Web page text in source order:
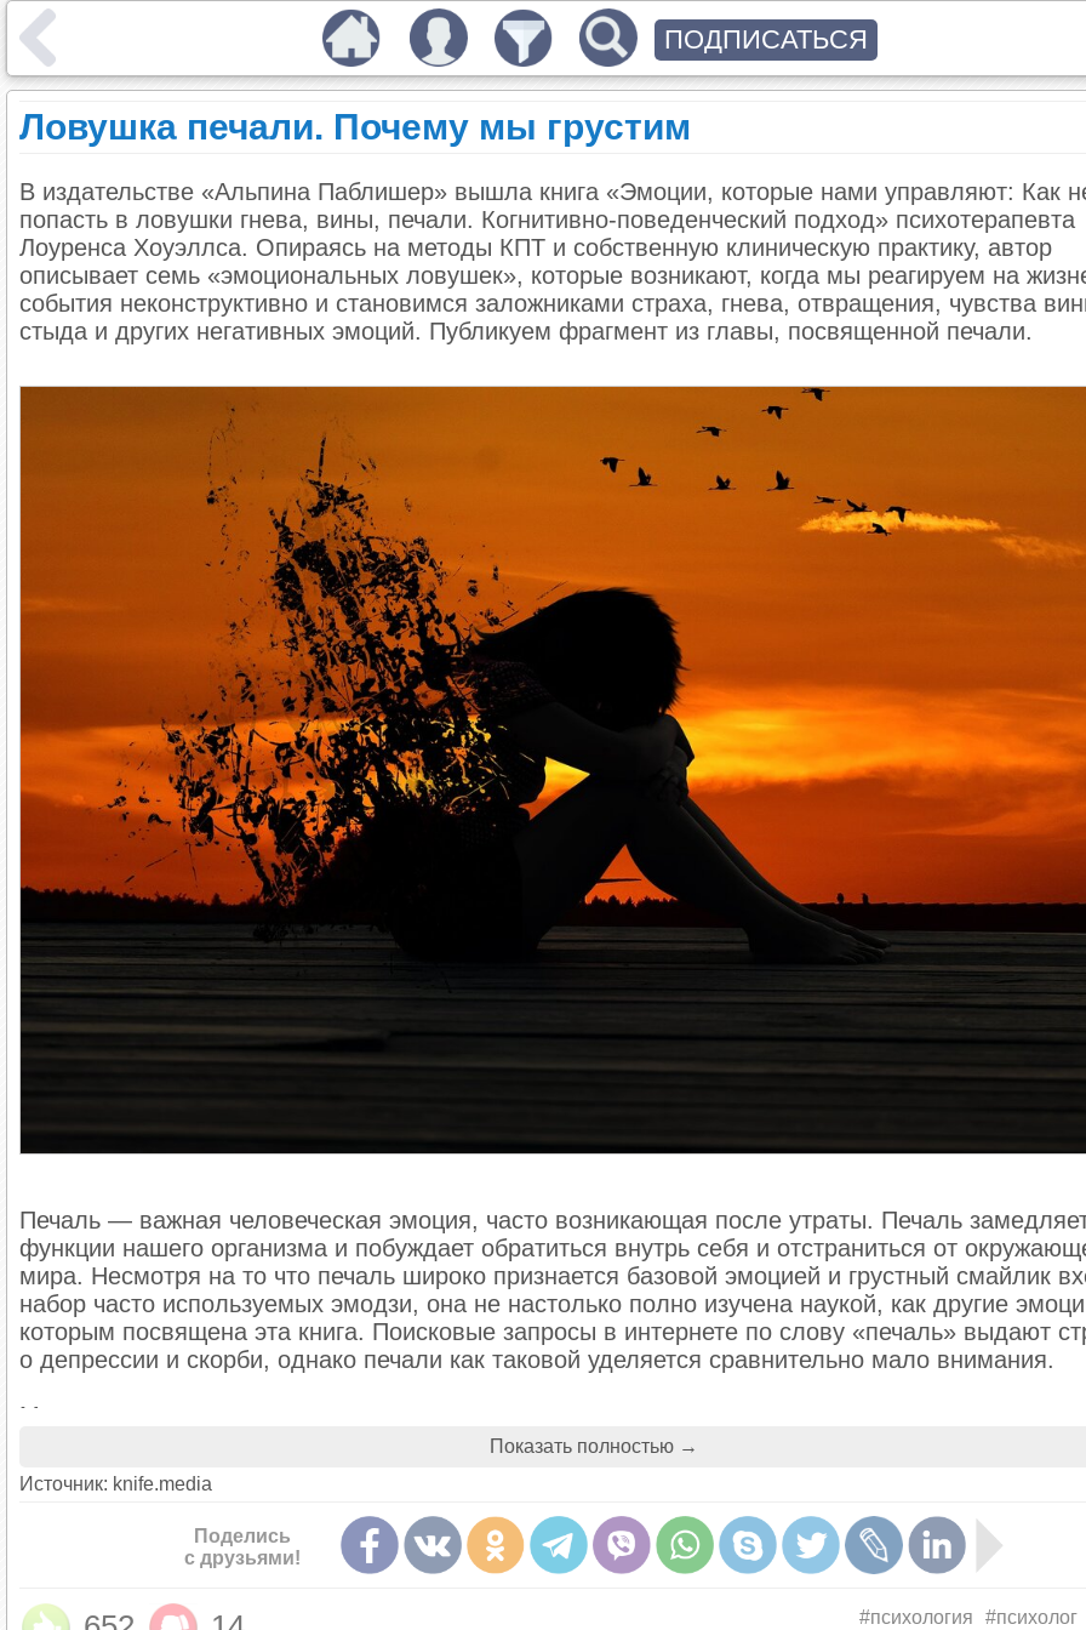
Ловушка печали. Почему мы грустим
В издательстве «Альпина Паблишер» вышла книга «Эмоции, которые нами управляют: Как
попасть в ловушки гнева, вины, печали. Когнитивно-поведенческий подход» психотерапевта
Лоуренса Хоуэллса. Опираясь на методы КПТ и собственную клиническую практику, автор
описывает семь «эмоциональных ловушек», которые возникают, когда мы реагируем на
события неконструктивно и становимся заложниками страха, гнева, отвращения, чувства
стыда и других негативных эмоций. Публикуем фрагмент из главы, посвященной печали.
Печаль — важная человеческая эмоция, часто возникающая после утраты. Печаль
функции нашего организма и побуждает обратиться внутрь себя и отстраниться от
мира. Несмотря на то что печаль широко признается базовой эмоцией и грустный смайлик
набор часто используемых эмодзи, она не настолько полно изучена наукой, как другие
которым посвящена эта книга. Поисковые запросы в интернете по слову «печаль» выдают
о депрессии и скорби, однако печали как таковой уделяется сравнительно мало внимания.
Многие из нас испытывают печаль не слишком часто, но когда это все-таки происходит, мы
переживаем сильные неприятные чувства. Это самая продолжительная эмоция, порой
несколько дней или даже дольше. Как правило, мы в состоянии реагировать на печаль
конструктивно, внося в образ жизни изменения и корректировки. Заметив, что текущая
вызывает у нас печаль, мы производим в жизни важные перемены: начинаем или
отношения, меняем работу, переезжаем на новое место. Угроза возникновения печали
сплачивать и объединять сообщества. В этой главе мы также коснемся связи между
другими эмоциями, в частности чувством вины и стыдом.
Показать полностью →
Источник: knife.media
Поделись
с друзьями!
#психология
#психолог
ПОДПИСАТЬСЯ